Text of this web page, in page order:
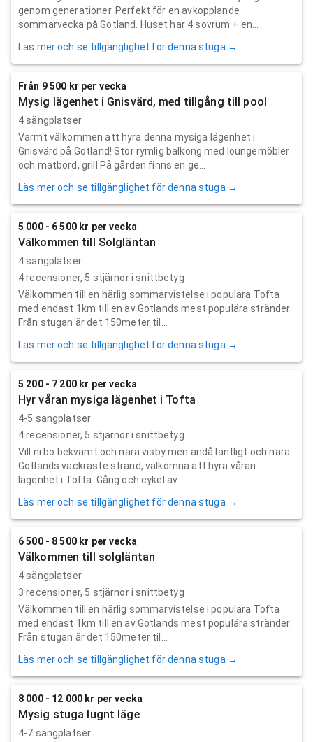
genom generationer. Perfekt för en avkopplande
sommarvecka på Gotland. Huset har 4 sovrum + en...
Läs mer och se tillgänglighet för denna stuga →
Från 9 500 kr per vecka
Mysig lägenhet i Gnisvärd, med tillgång till pool
4 sängplatser
Varmt välkommen att hyra denna mysiga lägenhet i
Gnisvärd på Gotland! Stor rymlig balkong med loungemöbler
och matbord, grill På gården finns en ge...
Läs mer och se tillgänglighet för denna stuga →
5 000 - 6 500 kr per vecka
Välkommen till Solgläntan
4 sängplatser
4recensioner, 5 stjärnor i snittbetyg
Välkommen till en härlig sommarvistelse i populära Tofta
med endast 1km till en av Gotlands mest populära stränder.
Från stugan är det 150meter til...
Läs mer och se tillgänglighet för denna stuga →
5 200 - 7 200 kr per vecka
Hyr våran mysiga lägenhet i Tofta
4-5 sängplatser
4recensioner, 5 stjärnor i snittbetyg
Vill ni bo bekvämt och nära visby men ändå lantligt och nära
Gotlands vackraste strand, välkomna att hyra våran
lägenhet i Tofta. Gång och cykel av...
Läs mer och se tillgänglighet för denna stuga →
6 500 - 8 500 kr per vecka
Välkommen till solgläntan
4 sängplatser
3 recensioner, 5 stjärnor i snittbetyg
Välkommen till en härlig sommarvistelse i populära Tofta
med endast 1km till en av Gotlands mest populära stränder.
Från stugan är det 150meter til...
Läs mer och se tillgänglighet för denna stuga →
8 000 - 12 000 kr per vecka
Mysig stuga lugnt läge
4-7 sängplatser